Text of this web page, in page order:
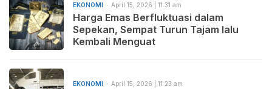
EKONOMI April 15, 2026 | 11:31 am
Harga Emas Berfluktuasi dalam
Sepekan, Sempat Turun Tajam lalu
Kembali Menguat
EKONOMI April 15, 2026 | 11:23 am